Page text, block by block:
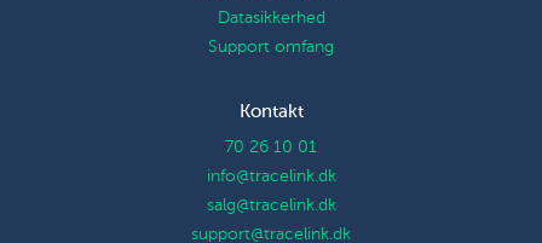
Datasikkerhed
Support omfang
Kontakt
70 26 10 01
info@tracelink.dk
salg@tracelink.dk
support@tracelink.dk